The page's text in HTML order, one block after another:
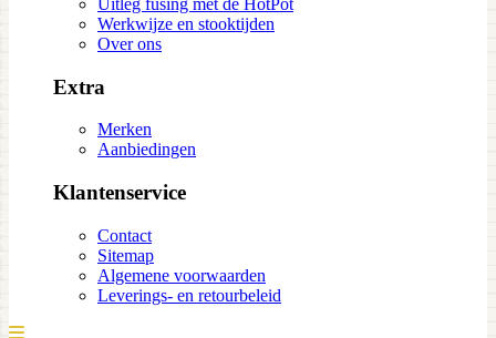
Uitleg fusing met de HotPot
Werkwijze en stooktijden
Over ons
Extra
Merken
Aanbiedingen
Klantenservice
Contact
Sitemap
Algemene voorwaarden
Leverings- en retourbeleid